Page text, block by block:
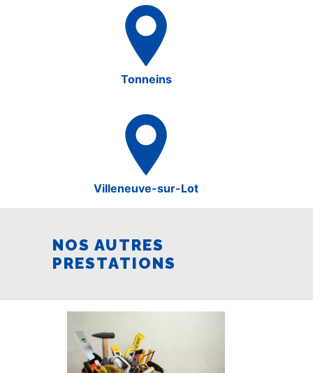
Tonneins
Villeneuve-sur-Lot
NOS AUTRES
PRESTATIONS